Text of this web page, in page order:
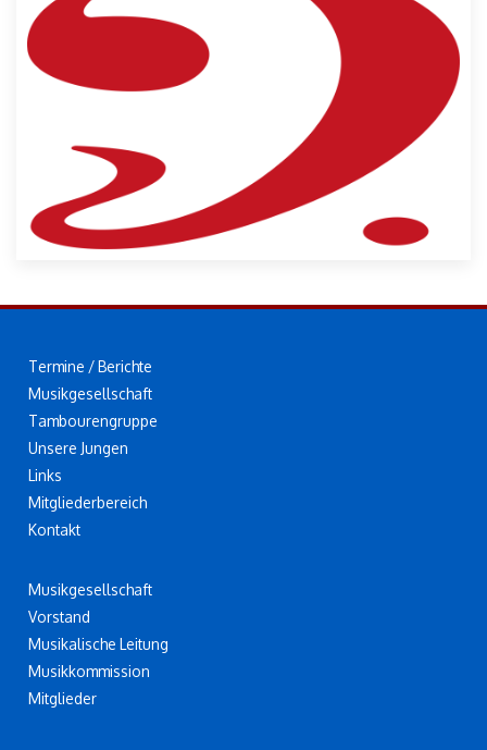
Termine / Berichte
Musikgesellschaft
Tambourengruppe
Unsere Jungen
Links
Mitgliederbereich
Kontakt
Musikgesellschaft
Vorstand
Musikalische Leitung
Musikkommission
Mitglieder